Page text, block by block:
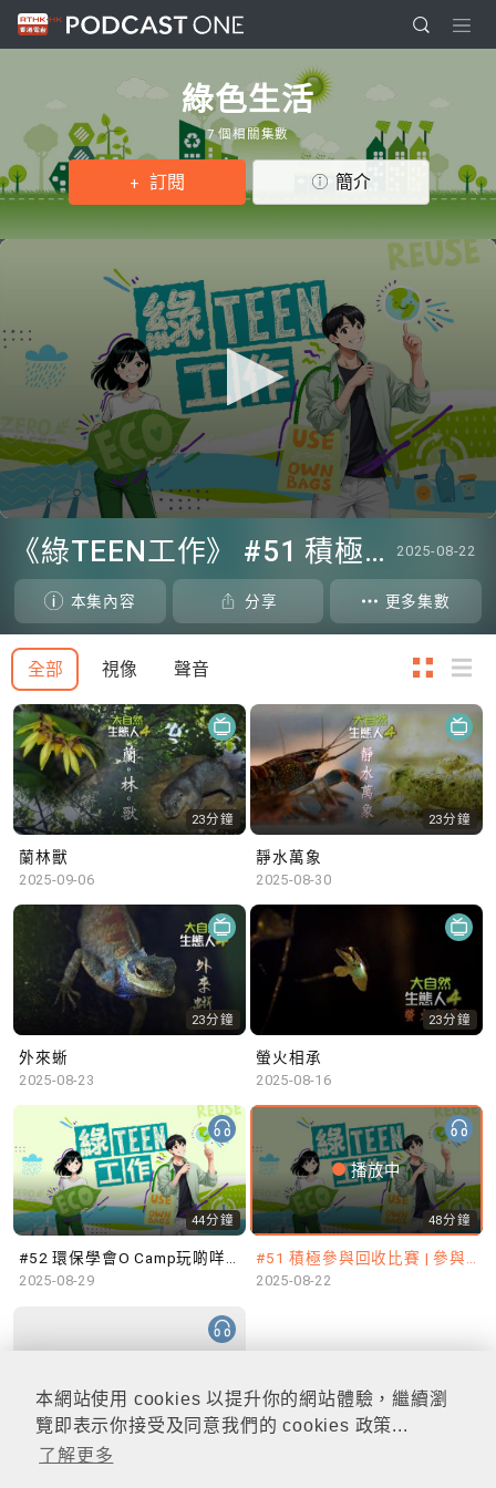
本網站使用 cookies 以提升你的網站體驗，繼續瀏
覽即表示你接受及同意我們的 cookies 政策...
了解更多
綠色生活
7 個相關集數
訂閱 簡介
seconds
48
minutes,
seconds
《綠TEEN工作》 #51 積極參與回收比賽 | 參與學生: 巫巫、Vincy、Thomas (樂善堂顧超文中學) (「SGREEN 校際回收比賽」最積極參與學校獎 中學組銀獎得主) 2025-08-22
本集內容 分享 更多集數
全部 視像 聲音
23分鐘
蘭林獸
2025-09-06
23分鐘
靜水萬象
2025-08-30
23分鐘
外來蜥
2025-08-23
23分鐘
螢火相承
2025-08-16
44分鐘
#52 環保學會O Camp玩啲咩？ | 參與學生: Sammi、Cardi、Charles (香港科技大學 環境管理及科技學生聯會)
2025-08-29
播放中
48分鐘
#51 積極參與回收比賽 | 參與學生: 巫巫、Vincy、Thomas (樂善堂顧超文中學) (「SGREEN 校際回收比賽」最積極參與學校獎 中學組銀獎得主)
2025-08-22
47分鐘